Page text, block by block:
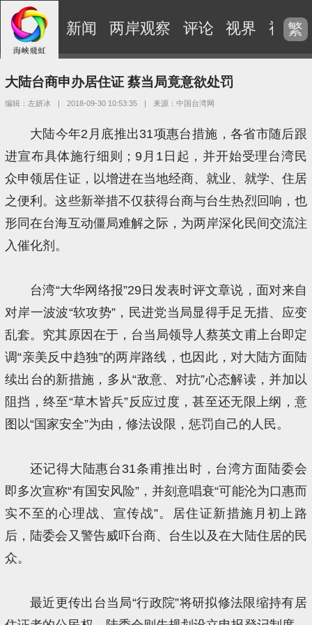
新闻 两岸观察 评论 视界 视频
繁
大陆台商申办居住证 蔡当局竟意欲处罚
编辑：左妍冰 | 2018-09-30 10:53:35 | 来源：中国台湾网
大陆今年2月底推出31项惠台措施，各省市随后跟
进宣布具体施行细则；9月1日起，并开始受理台湾民
众申领居住证，以增进在当地经商、就业、就学、住居
之便利。这些新举措不仅获得台商与台生热烈回响，也
形同在台海互动僵局难解之际，为两岸深化民间交流注
入催化剂。
台湾“大华网络报”29日发表时评文章说，面对来自
对岸一波波“软攻势”，民进党当局显得手足无措、应变
乱套。究其原因在于，台当局领导人蔡英文甫上台即定
调“亲美反中趋独”的两岸路线，也因此，对大陆方面陆
续出台的新措施，多从“敌意、对抗”心态解读，并加以
阻挡，终至“草木皆兵”反应过度，甚至还无限上纲，意
图以“国家安全”为由，修法设限，惩罚自己的人民。
还记得大陆惠台31条甫推出时，台湾方面陆委会
即多次宣称“有国安风险”，并刻意唱衰“可能沦为口惠而
实不至的心理战、宣传战”。居住证新措施月初上路
后，陆委会又警告威吓台商、台生以及在大陆住居的民
众。
最近更传出台当局“行政院”将研拟修法限缩持有居